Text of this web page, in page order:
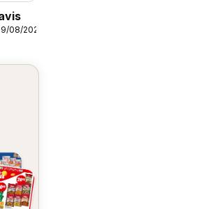
08/2026